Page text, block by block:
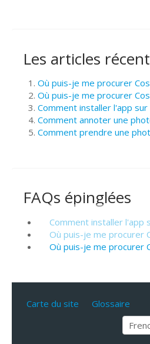
Les articles
Où puis-je me procurer
Où puis-je me procurer
Comment installer l'app
Comment annoter une
Comment prendre une
FAQs épinglées
Comment installer l'app
Où puis-je me procurer
Où puis-je me procurer
Carte du site Glossaire